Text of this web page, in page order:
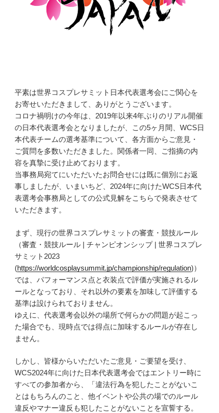
平素は世界コスプレサミット日本代表選考会にご関心を
お寄せいただきまして、ありがとうございます。
コロナ禍明けの今年は、2019年以来4年ぶりのリアル開催
の日本代表選考会となりましたが、この5ヶ月間、WCS日
本代表チームの選考基準について、各方面からご意見・
ご質問を多数いただきました。関係者一同、ご指摘の内
容を真摯に受け止めております。
当事務局宛てにいただいたお問合せには既に個別にお返
事しましたが、いまいちど、2024年に向けたWCS日本代
表選考会事務局としての公式見解をこちらで発表させて
いただきます。
まず、現行の世界コスプレサミットの審査・競技ルール
（審査・競技ルール | チャンピオンシップ | 世界コスプレ
サミット2023
(https://worldcosplaysummit.jp/championship/regulation)）
では、パフォーマンス点と衣装点で評価が実施されるル
ールとなっており、それ以外の要素を加味して評価する
基準は設けられておりません。
ゆえに、代表選考会以外の場所で何らかの問題が起こっ
た場合でも、現時点では得点に加味するルールが存在し
ません。
しかし、皆様からいただいたご意見・ご要望を受け、
WCS2024年に向けた日本代表選考会ではエントリー時に
すべての参加者から、「違法行為を犯したことがないこ
とはもちろんのこと、他イベントや公共の場でのルール
違反やマナー違反も犯したことがないことを宣誓する。